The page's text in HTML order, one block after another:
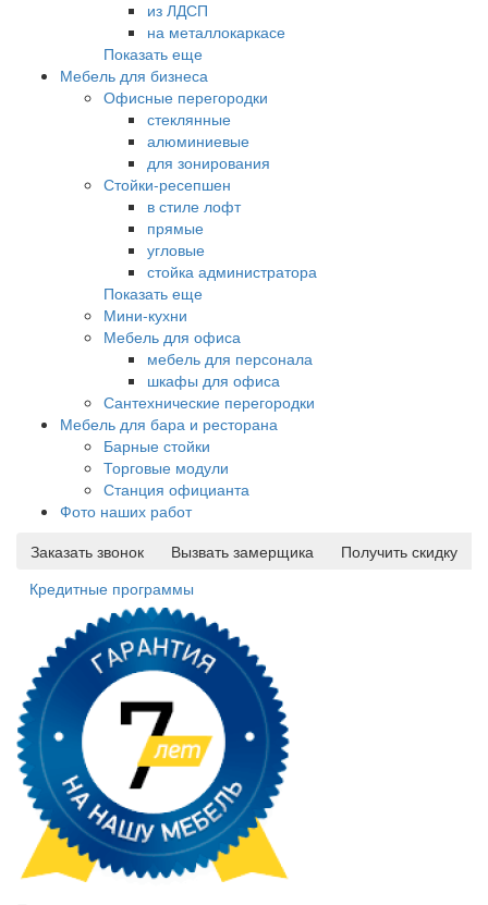
из ЛДСП
на металлокаркасе
Показать еще
Мебель для бизнеса
Офисные перегородки
стеклянные
алюминиевые
для зонирования
Стойки-ресепшен
в стиле лофт
прямые
угловые
стойка администратора
Показать еще
Мини-кухни
Мебель для офиса
мебель для персонала
шкафы для офиса
Сантехнические перегородки
Мебель для бара и ресторана
Барные стойки
Торговые модули
Станция официанта
Фото наших работ
Заказать звонок
Вызвать замерщика
Получить скидку
Кредитные программы